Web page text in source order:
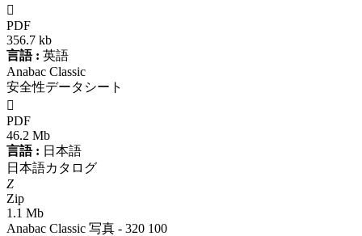

PDF
356.7 kb
言語 : 英語
Anabac Classic
安全性データシート

PDF
46.2 Mb
言語 : 日本語
日本語カタログ
Z
Zip
1.1 Mb
Anabac Classic 写真 - 320 100